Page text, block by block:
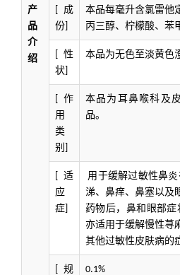
产
品
介
绍
成
份
本品每毫升含氯雷他
丙三醇、柠檬酸、苯
性
状
本品为无色至淡黄色
作
用
类
别
本品为耳鼻喉科及
品。
适
应
症
用于缓解过敏性鼻
涕、鼻痒、鼻塞以及
药物后，鼻和眼部症
亦适用于缓解慢性荨
其他过敏性皮肤病的
规 0.1%